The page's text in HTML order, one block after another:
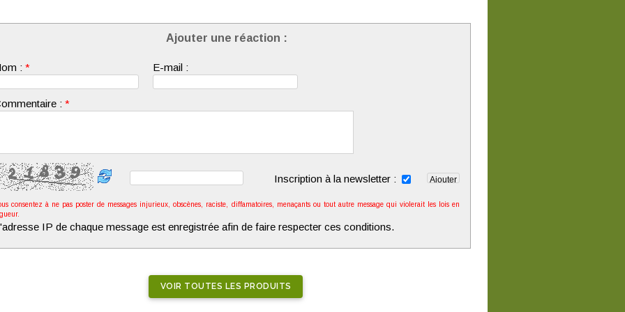
Ajouter une réaction :
: * E-mail :
: *
Inscription à la newsletter :
consentez à ne pas poster de messages injurieux, obscènes, raciste, diffamatoires, menaçants ou tout autre message qui violerait les lois en
IP de chaque message est enregistrée afin de faire respecter ces conditions.
VOIR TOUTES LES PRODUITS